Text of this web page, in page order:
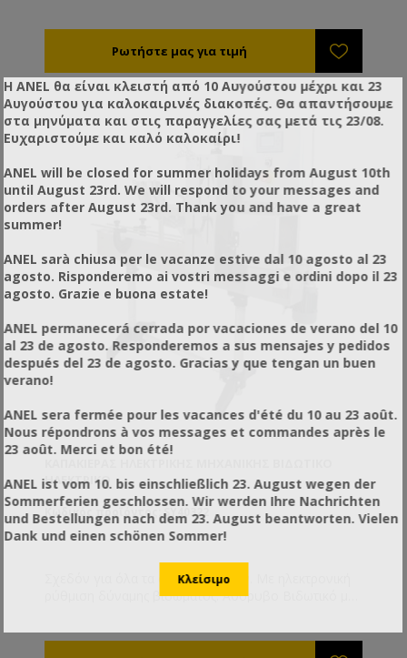
εξελιγμένο πνευματικό – ρομποτικό σύστημα
τοποθέτησης των καπακιών και βιδωτικό που
ξεβιδώνει και μετά βιδώνει. Ελαχιστοποιεί το
εργατικό κόστος (ιδιαίτερα προσοδοφόρο στις μικρές
συσκευασίες όπως οι μερίδες γάμου ), ενώ
ταυτόχρονα δίνει πάντα ίδιο αποτέλεσμα σύσφιξης ή
και για βιδωτά καπάκια ( πλαστικά ή μεταλλικά ). Για
όλους τους τύπους των δοχείων ( στρογγυλά ,
τετράγωνα ή άλλου σχήματος ) με διάμετρο φ40-
φ82. Δυναμικότητα : 1200 τεμ. / ώρα. Απαιτεί
ΗΛΕΚΤΡΙΚΌ
Κωδικός προϊόντος: SY40322
Σχεδόν για όλα τα σχήματα βάζων. Με ηλεκτρονική
ρύθμιση δύναμης βιδώματος. Αθόρυβο Βιδωτικό με
πεπιεσμένο αέρα.
Η ANEL θα είναι κλειστή από 10 Αυγούστου μέχρι και 23
Αυγούστου για καλοκαιρινές διακοπές. Θα απαντήσουμε
στα μηνύματα και στις παραγγελίες σας μετά τις 23/08.
Ευχαριστούμε και καλό καλοκαίρι!
ANEL will be closed for summer holidays from August 10th
until August 23rd. We will respond to your messages and
orders after August 23rd. Thank you and have a great
summer!
ANEL sarà chiusa per le vacanze estive dal 10 agosto al 23
agosto. Risponderemo ai vostri messaggi e ordini dopo il 23
agosto. Grazie e buona estate!
ANEL permanecerá cerrada por vacaciones de verano del 10
al 23 de agosto. Responderemos a sus mensajes y pedidos
después del 23 de agosto. Gracias y que tengan un buen
verano!
ANEL sera fermée pour les vacances d'été du 10 au 23 août.
Nous répondrons à vos messages et commandes après le
23 août. Merci et bon été!
ANEL ist vom 10. bis einschließlich 23. August wegen der
Sommerferien geschlossen. Wir werden Ihre Nachrichten
und Bestellungen nach dem 23. August beantworten. Vielen
Dank und einen schönen Sommer!